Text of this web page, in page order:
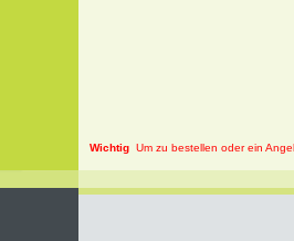
Wichtig Um zu bestellen oder ein